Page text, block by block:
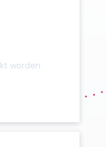
worden